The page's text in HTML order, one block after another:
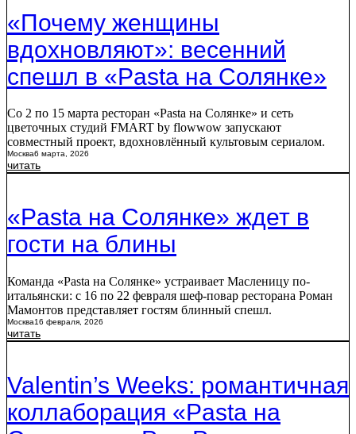
«Почему женщины
вдохновляют»: весенний
спешл в «Pasta на Солянке»
Со 2 по 15 марта ресторан «Pasta на Солянке» и сеть
цветочных студий FMART by flowwow запускают
совместный проект, вдохновлённый культовым сериалом.
Москва6 марта, 2026
читать
«Pasta на Солянке» ждет в
гости на блины
Команда «Pasta на Солянке» устраивает Масленицу по-
итальянски: с 16 по 22 февраля шеф-повар ресторана Роман
Мамонтов представляет гостям блинный спешл.
Москва16 февраля, 2026
читать
Valentin’s Weeks: романтичная
коллаборация «Pasta на